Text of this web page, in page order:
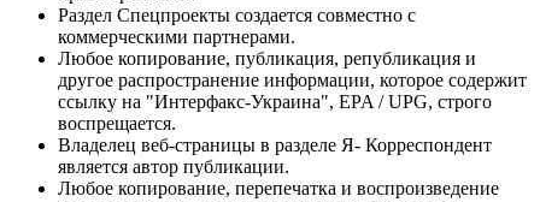
Раздел Спецпроекты создается совместно с
коммерческими партнерами.
Любое копирование, публикация, републикация и
другое распространение информации, которое содержит
ссылку на "Интерфакс-Украина", EPA / UPG, строго
воспрещается.
Владелец веб-страницы в разделе Я- Корреспондент
является автор публикации.
Любое копирование, перепечатка и воспроизведение